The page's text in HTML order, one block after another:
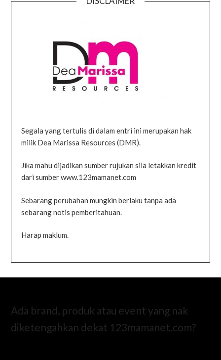
Segala yang tertulis di dalam entri ini merupakan hak
milik Dea Marissa Resources (DMR).
Jika mahu dijadikan sumber rujukan sila letakkan kredit
dari sumber www.123mamanet.com
Sebarang perubahan mungkin berlaku tanpa ada
sebarang notis pemberitahuan.
Harap maklum.
Ada brand, produk atau event yang nak
diketengahkan dekat 123mamanet.com?